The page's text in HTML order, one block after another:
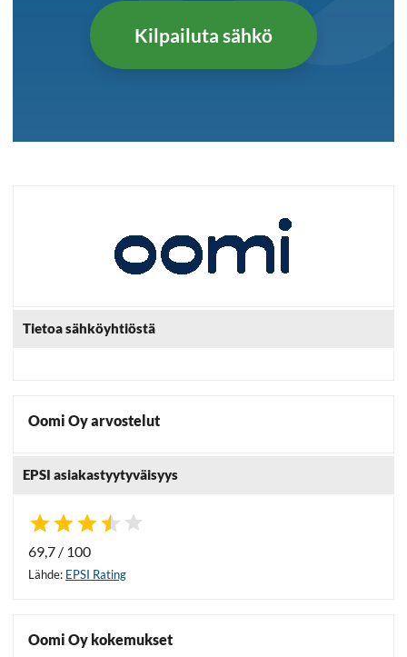
Kilpailuta sähkö
Tietoa sähköyhtiöstä
Oomi Oy arvostelut
EPSI asiakastyytyväisyys
69,7 / 100
Lähde: EPSI Rating
Oomi Oy kokemukset